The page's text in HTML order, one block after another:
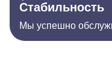
Стабильность
Мы успешно